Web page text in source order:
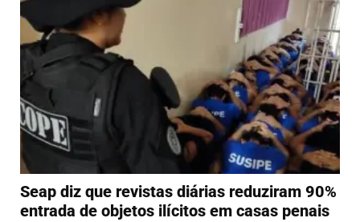
Seap diz que revistas diárias reduziram 90%
entrada de objetos ilícitos em casas penais